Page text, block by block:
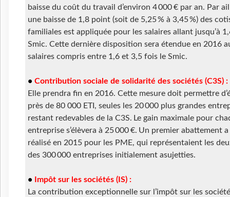
baisse du coût du travail d’environ 4 000 € par an. Par
une baisse de 1,8 point (soit de 5,25 % à 3,45 %) des
familiales est appliquée pour les salaires allant jusqu’à
Smic. Cette dernière disposition sera étendue en 2016
salaires compris entre 1,6 et 3,5 fois le Smic.
• Contribution sociale de solidarité des sociétés (C3S) :
Elle prendra fin en 2016. Cette mesure doit permettre
près de 80 000 ETI, seules les 20 000 plus grandes
restant redevables de la C3S. Le gain maximale pour
entreprise s’élèvera à 25 000 €. Un premier abattement
réalisé en 2015 pour les PME, qui représentaient les
des 300 000 entreprises initialement asujetties.
•
Impôt sur les sociétés (IS) :
La contribution exceptionnelle sur l’impôt sur les